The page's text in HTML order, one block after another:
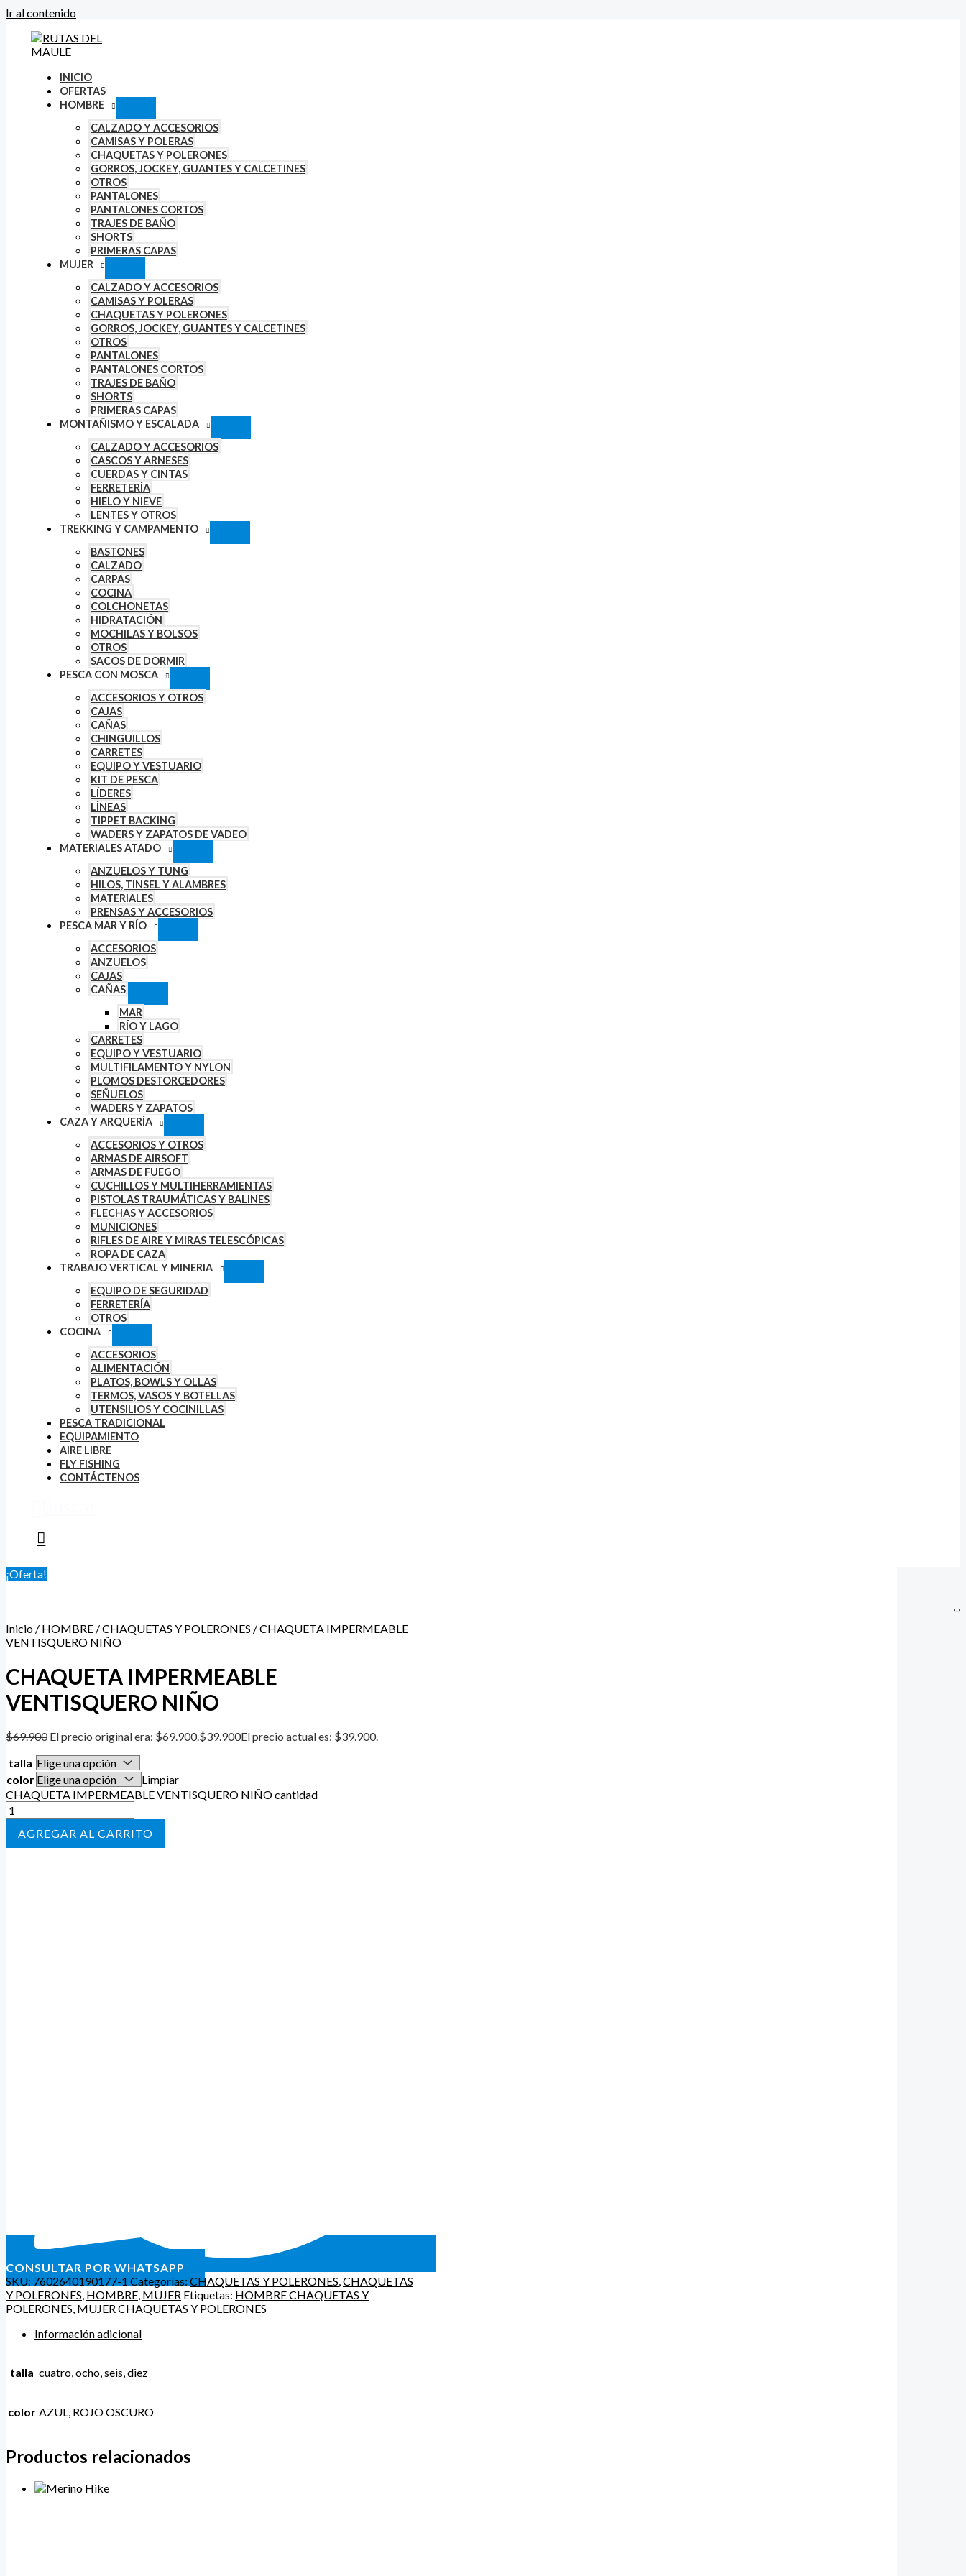
Ir al contenido
INICIO
OFERTAS
HOMBRE
CALZADO Y ACCESORIOS
CAMISAS Y POLERAS
CHAQUETAS Y POLERONES
GORROS, JOCKEY, GUANTES Y CALCETINES
OTROS
PANTALONES
PANTALONES CORTOS
TRAJES DE BAÑO
SHORTS
PRIMERAS CAPAS
MUJER
CALZADO Y ACCESORIOS
CAMISAS Y POLERAS
CHAQUETAS Y POLERONES
GORROS, JOCKEY, GUANTES Y CALCETINES
OTROS
PANTALONES
PANTALONES CORTOS
TRAJES DE BAÑO
SHORTS
PRIMERAS CAPAS
MONTAÑISMO Y ESCALADA
CALZADO Y ACCESORIOS
CASCOS Y ARNESES
CUERDAS Y CINTAS
FERRETERÍA
HIELO Y NIEVE
LENTES Y OTROS
TREKKING Y CAMPAMENTO
BASTONES
CALZADO
CARPAS
COCINA
COLCHONETAS
HIDRATACIÓN
MOCHILAS Y BOLSOS
OTROS
SACOS DE DORMIR
PESCA CON MOSCA
ACCESORIOS Y OTROS
CAJAS
CAÑAS
CHINGUILLOS
CARRETES
EQUIPO Y VESTUARIO
KIT DE PESCA
LÍDERES
LÍNEAS
TIPPET BACKING
WADERS Y ZAPATOS DE VADEO
MATERIALES ATADO
ANZUELOS Y TUNG
HILOS, TINSEL Y ALAMBRES
MATERIALES
PRENSAS Y ACCESORIOS
PESCA MAR Y RÍO
ACCESORIOS
ANZUELOS
CAJAS
CAÑAS
MAR
RÍO Y LAGO
CARRETES
EQUIPO Y VESTUARIO
MULTIFILAMENTO Y NYLON
PLOMOS DESTORCEDORES
SEÑUELOS
WADERS Y ZAPATOS
CAZA Y ARQUERÍA
ACCESORIOS Y OTROS
ARMAS DE AIRSOFT
ARMAS DE FUEGO
CUCHILLOS Y MULTIHERRAMIENTAS
PISTOLAS TRAUMÁTICAS Y BALINES
FLECHAS Y ACCESORIOS
MUNICIONES
RIFLES DE AIRE Y MIRAS TELESCÓPICAS
ROPA DE CAZA
TRABAJO VERTICAL Y MINERIA
EQUIPO DE SEGURIDAD
FERRETERÍA
OTROS
COCINA
ACCESORIOS
ALIMENTACIÓN
PLATOS, BOWLS Y OLLAS
TERMOS, VASOS Y BOTELLAS
UTENSILIOS Y COCINILLAS
PESCA TRADICIONAL
EQUIPAMIENTO
AIRE LIBRE
FLY FISHING
CONTÁCTENOS
¡Oferta!
Inicio / HOMBRE /CHAQUETAS Y POLERONES / CHAQUETA IMPERMEABLE
VENTISQUERO NIÑO
CHAQUETA IMPERMEABLE
VENTISQUERO NIÑO
$69.900 El precio original era: $69.900.$39.900El precio actual es: $39.900.
talla
color
Limpiar
CHAQUETA IMPERMEABLE VENTISQUERO NIÑO cantidad
AÑADIR AL CARRITO
CONSULTAR POR WHATSAPP
SKU: 7602640190177-1 Categorías: CHAQUETAS Y POLERONES CHAQUETAS
Y POLERONES HOMBRE MUJER Etiquetas: HOMBRE CHAQUETAS Y
POLERONES MUJER CHAQUETAS Y POLERONES
Información adicional
talla cuatro, ocho, seis, diez
color AZUL, ROJO OSCURO
Productos relacionados